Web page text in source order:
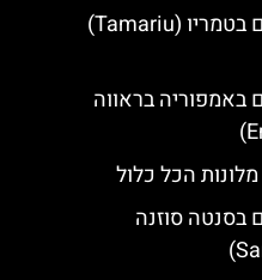
מלונות מומלצים בטמריו (Tamariu)
באמפוריה בראווה
הכל כלול
בסנטה סוזנה